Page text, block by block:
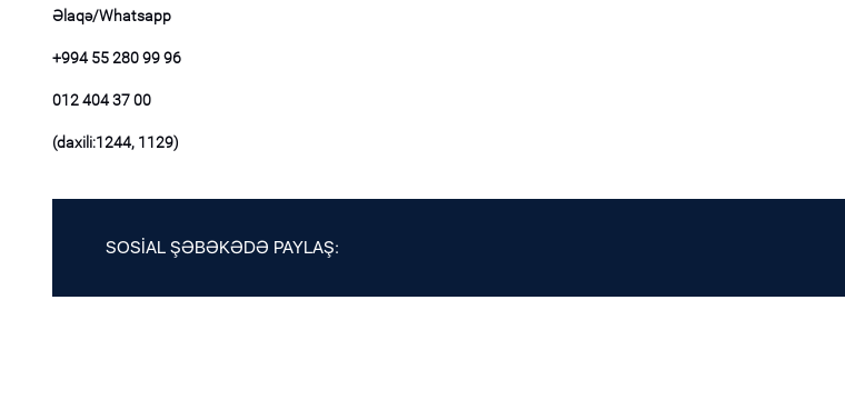
Əlaqə/Whatsapp
+994 55 280 99 96
012 404 37 00
(daxili:1244, 1129)
SOSİAL ŞƏBƏKƏDƏ PAYLAŞ: